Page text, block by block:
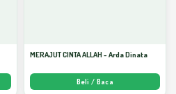
MERAJUT CINTA ALLAH - Arda Dinata
Beli / Baca